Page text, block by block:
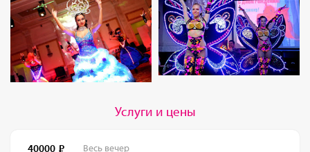
Услуги и цены
40000 Весь вечер